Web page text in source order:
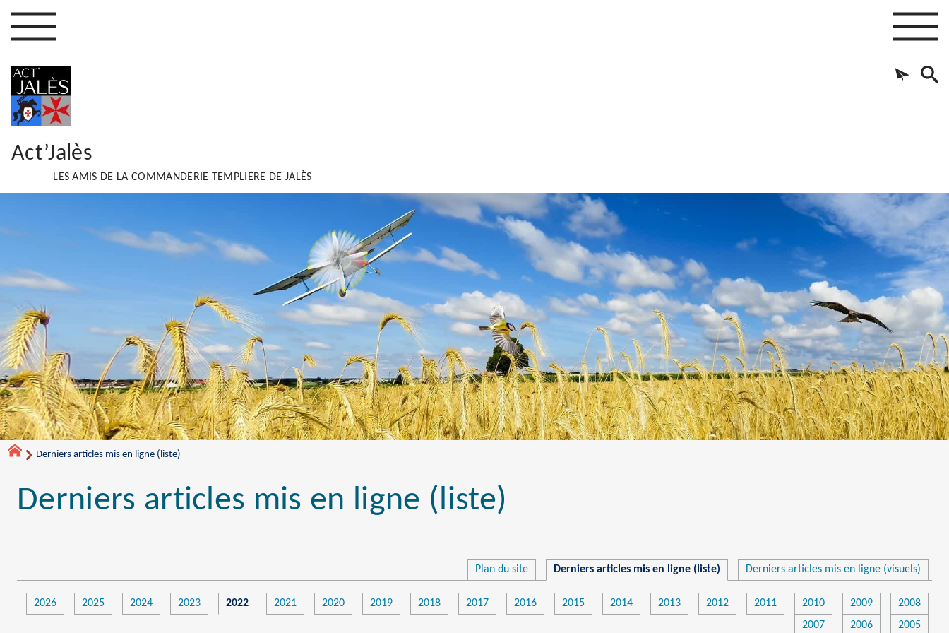
Act’Jalès
LES AMIS DE LA COMMANDERIE TEMPLIERE DE JALÈS
Derniers articles mis en ligne (liste)
Derniers articles mis en ligne (liste)
Plan du site Derniers articles mis en ligne (liste) Derniers articles mis en ligne (visuels)
2026 2025 2024 2023 2022 2021 2020 2019 2018 2017 2016 2015 2014 2013 2012 2011 2010 2009
2008
2007
2006 2005